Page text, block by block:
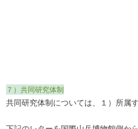
７）共同研究体制
共同研究体制については、１）所属